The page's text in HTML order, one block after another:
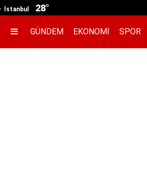
İstanbul 28°
GÜNDEM EKONOMI SPOR